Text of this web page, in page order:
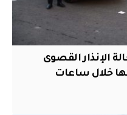
الإنذار القصوى
خلال ساعات